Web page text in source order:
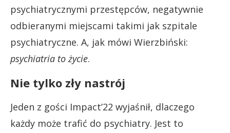
psychiatrycznymi przestępców, negatywnie
odbieranymi miejscami takimi jak szpitale
psychiatryczne. A, jak mówi Wierzbiński:
psychiatria to życie.
Nie tylko zły nastrój
Jeden z gości Impact’22 wyjaśnił, dlaczego
każdy może trafić do psychiatry. Jest to